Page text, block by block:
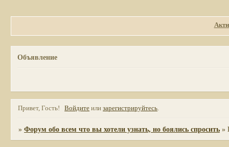
Объявление
Привет, Гость! Войдите илизарегистрируйтесь.
»Форум обо всем что вы хотели узнать, но боялись спросить »